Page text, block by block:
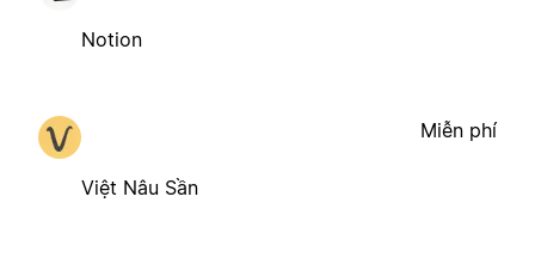
Notion
Việt Nâu Sần
Miễn phí